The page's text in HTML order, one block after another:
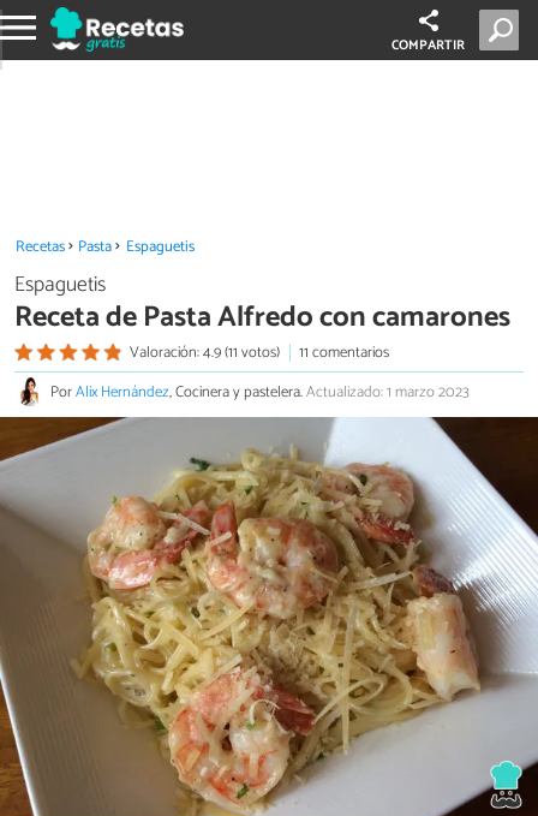
COMPARTIR
Recetas Pasta Espaguetis
Espaguetis
Receta de Pasta Alfredo con camarones
Valoración: 4.9 (11 votos)
11 comentarios
PorAlix Hernández, Cocinera y pastelera.Actualizado: 1 marzo 2023